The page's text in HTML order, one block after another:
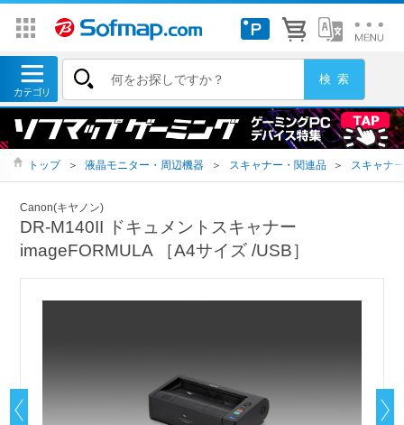
トップ ＞ 液晶モニター・周辺機器 ＞ スキャナー・関連品 ＞ スキャナー
Canon(キヤノン)
DR-M140II ドキュメントスキャナー
imageFORMULA ［A4サイズ /USB］